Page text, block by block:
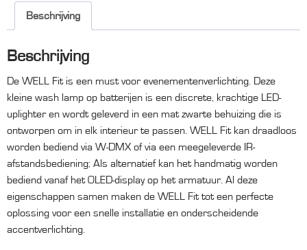
BLACK,
powered
aantal
Beschrijving
Beschrijving
De WELL Fit is een must voor evenementenverlichting. Deze
kleine wash lamp op batterijen is een discrete, krachtige LED-
uplighter en wordt geleverd in een mat zwarte behuizing die is
ontworpen om in elk interieur te passen. WELL Fit kan draadloos
worden bediend via W-DMX of via een meegeleverde IR-
afstandsbediening; Als alternatief kan het handmatig worden
bediend vanaf het OLED-display op het armatuur. Al deze
eigenschappen samen maken de WELL Fit tot een perfecte
oplossing voor een snelle installatie en onderscheidende
accentverlichting.